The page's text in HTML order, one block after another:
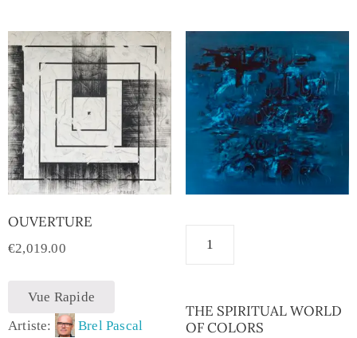
OUVERTURE
€2,019.00
Vue Rapide
Artiste:
Brel Pascal
THE SPIRITUAL WORLD
OF COLORS